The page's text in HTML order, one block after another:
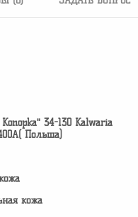
34-130 Kalwaria
Польша)
кожа